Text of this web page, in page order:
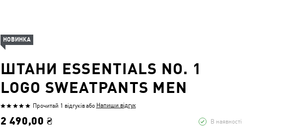
ШТАНИ ESSENTIALS NO. 1
LOGO SWEATPANTS MEN
Оцінено
з
Прочитай 1 відгуківабо Напиши відгук
2 490,00 ₴ В наявності
НОВИНКА